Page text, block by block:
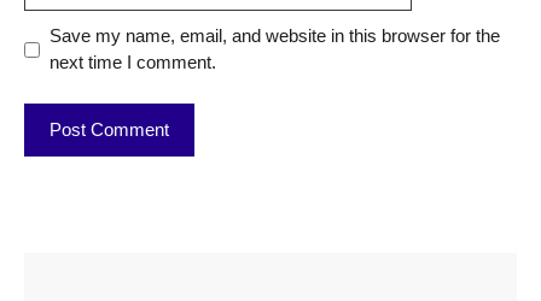
Save my name, email, and website in this browser for the
next time I comment.